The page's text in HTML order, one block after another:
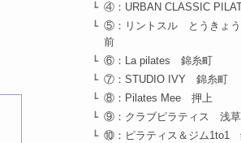
④：URBAN CLASSIC
⑤：リントスル とうきょう
前
⑥：La pilates 錦糸町
⑦：STUDIO IVY 錦糸町
⑧：Pilates Mee 押上
⑨：クラブピラティス 浅草
⑩：ピラティス＆ジム1to1